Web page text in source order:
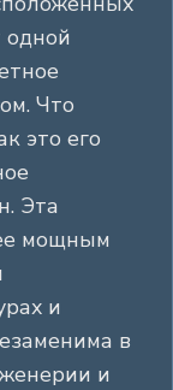
одной
Что
это его
Эта
мощным
и
в
и